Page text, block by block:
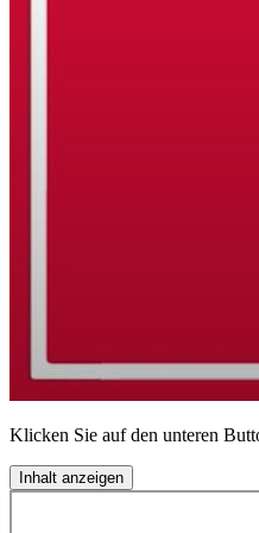
Klicken Sie auf den unteren
Inhalt anzeigen